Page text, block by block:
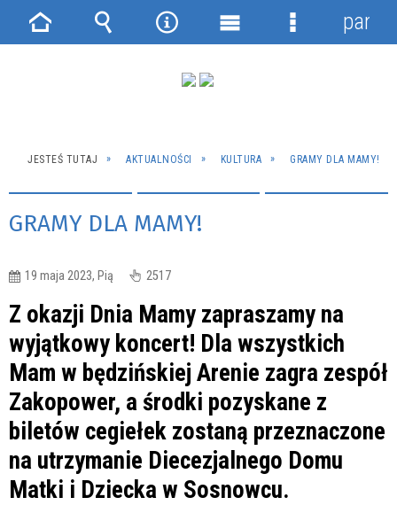
JESTEŚ TUTAJ AKTUALNOŚCI KULTURA GRAMY DLA MAMY!
GRAMY DLA MAMY!
19 maja 2023, Pią 2517
Z okazji Dnia Mamy zapraszamy na
wyjątkowy koncert! Dla wszystkich
Mam w będzińskiej Arenie zagra zespół
Zakopower, a środki pozyskane z
biletów cegiełek zostaną przeznaczone
na utrzymanie Diecezjalnego Domu
Matki i Dziecka w Sosnowcu.
Strona Wyszukiwarka
NarzędziaMenu
Menu
panel